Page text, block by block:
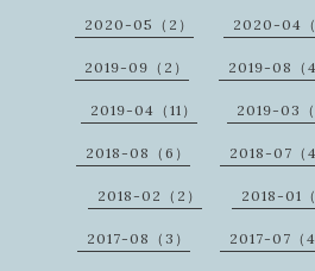
2020-05（2） 2020-04（
2019-09（2） 2019-08（4
2019-04（11） 2019-03（
2018-08（6） 2018-07（4
2018-02（2） 2018-01（
2017-08（3） 2017-07（4